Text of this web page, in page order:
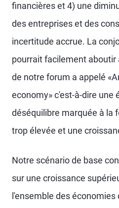
financières et 4) une
des entreprises et des
incertitude accrue. La
pourrait facilement aboutir
de notre forum a appelé
economy» c'est-à-dire une
déséquilibre marquée à la
trop élevée et une
Notre scénario de base
sur une croissance
l'ensemble des